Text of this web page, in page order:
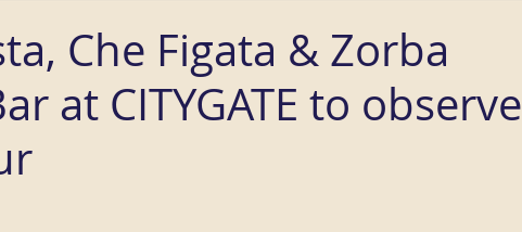
Che Figata & Zorba
at CITYGATE to observe